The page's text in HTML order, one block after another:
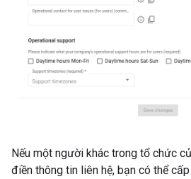
Nếu một người khác trong tổ chức
điền thông tin liên hệ, bạn có thể